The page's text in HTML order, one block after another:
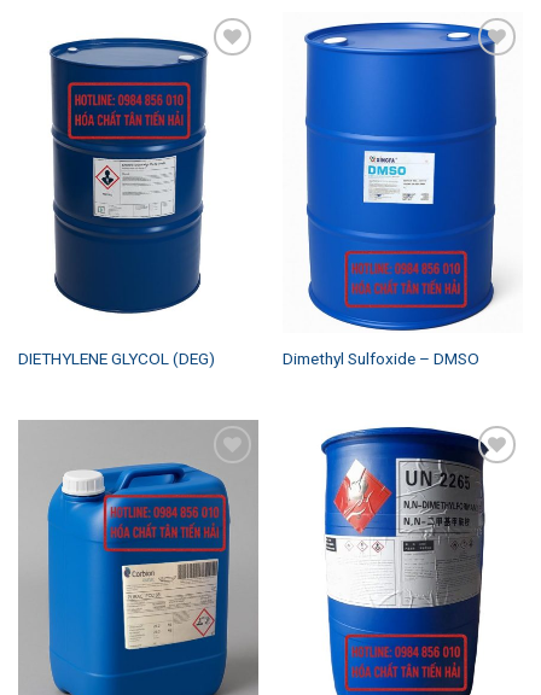
wishlist
DIETHYLENE GLYCOL (DEG)
Add to
Dimethyl Sulfoxide – DMSO
Add to
wishlist
Add to
wishlist